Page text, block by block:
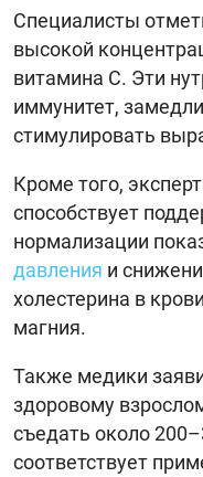
Специалисты
высокой
витамина C. Эти
иммунитет,
стимулировать
Кроме того,
способствует
нормализации
давления и
холестерина в
магния.
Также медики
здоровому
съедать около
соответствует